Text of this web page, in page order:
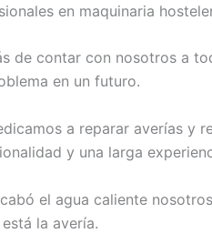
en maquinaria
de contar con nosotros a
en un futuro.
a reparar averías y
y una larga
el agua caliente
la avería.